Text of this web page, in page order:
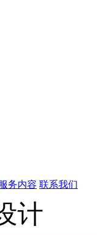
服务内容 联系我们
计